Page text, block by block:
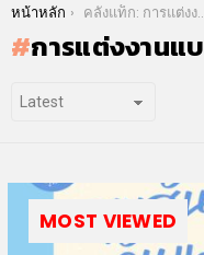
You are here:
หน้าหลัก คลังแท็ก: การแต่งงานแบบคริสต์
การแต่งงานแ
MOST VIEWED